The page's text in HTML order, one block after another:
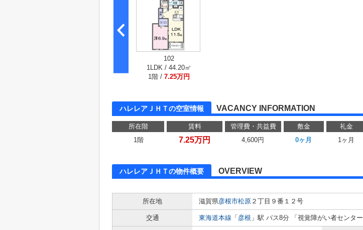
102
1LDK / 44.20㎡
1階 / 7.25万円
ハレレアＪＨＴの空室情報 VACANCY INFORMATION
所在階 賃料 管理費・共益費 敷金 礼金
1階
7.25万円 4,600円 0ヶ月 1ヶ月
ハレレアＪＨＴの物件概要 OVERVIEW
所在地
滋賀県彦根市松原 ２丁目９番１２号
交通 東海道本線 「 彦根 」駅 バス8分 「視覚障がい者センタ